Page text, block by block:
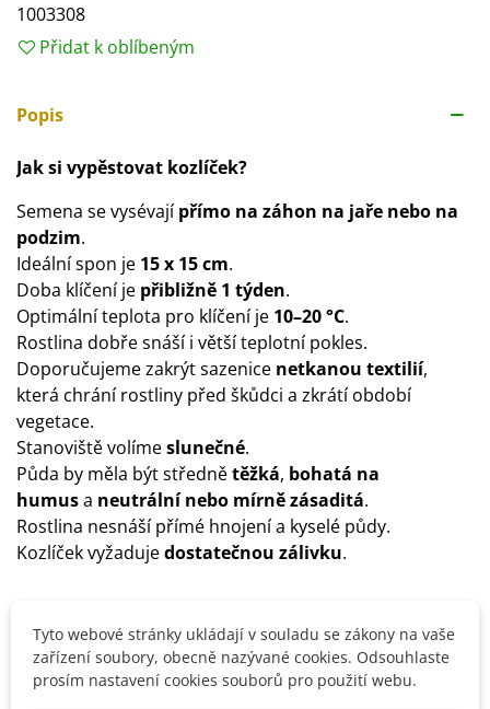
1003308
Přidat k oblíbeným
Popis
Jak si vypěstovat kozlíček?
Semena se vysévajípřímo na záhon na jaře nebo na
podzim.
Ideální spon je 15 x 15 cm.
Doba klíčení je přibližně 1 týden.
Optimální teplota pro klíčení je 10–20 °C.
Rostlina dobře snáší i větší teplotní pokles.
Doporučujeme zakrýt sazenice netkanou textilií,
která chrání rostliny před škůdci a zkrátí období
vegetace.
Stanoviště volímeslunečné.
Půda by měla být střednětěžká, bohatá na
humusa neutrální nebo mírně zásaditá.
Rostlina nesnáší přímé hnojení a kyselé půdy.
Kozlíček vyžadujedostatečnou zálivku.
Detaily produktu
SOUVISEJÍCÍ PRODUKTY
Tyto webové stránky ukládají v souladu se zákony na vaše
zařízení soubory, obecně nazývané cookies. Odsouhlaste
prosím nastavení cookies souborů pro použití webu.